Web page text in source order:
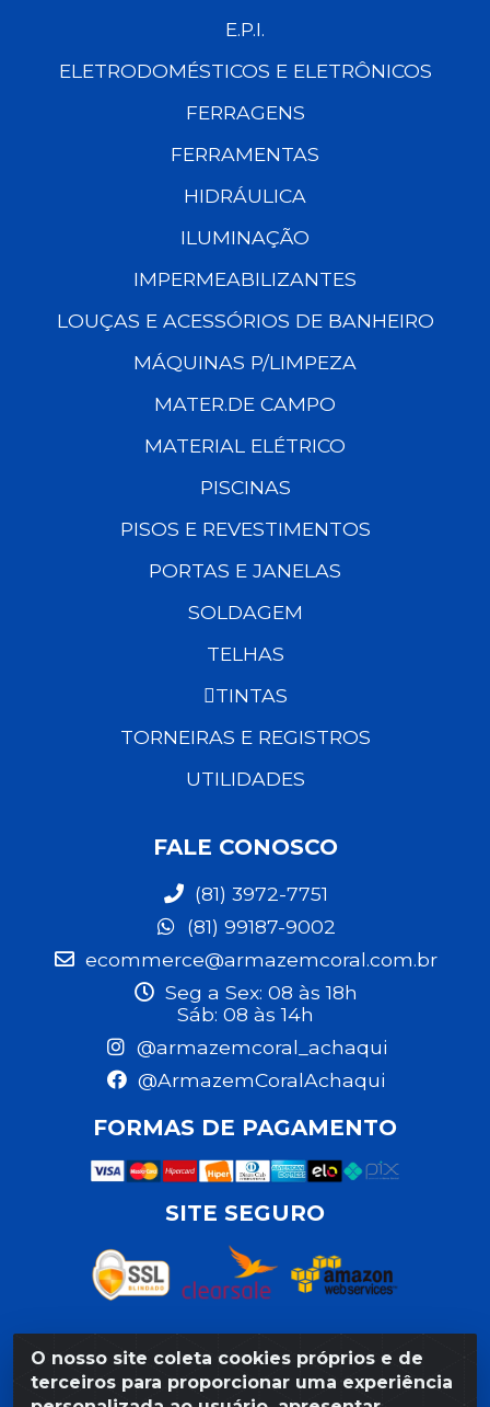
O nosso site coleta cookies próprios e de
terceiros para proporcionar uma experiência
E.P.I.
ELETRODOMÉSTICOS E ELETRÔNICOS
FERRAGENS
FERRAMENTAS
HIDRÁULICA
ILUMINAÇÃO
IMPERMEABILIZANTES
LOUÇAS E ACESSÓRIOS DE BANHEIRO
MÁQUINAS P/LIMPEZA
MATER.DE CAMPO
MATERIAL ELÉTRICO
PISCINAS
PISOS E REVESTIMENTOS
PORTAS E JANELAS
SOLDAGEM
TELHAS
TINTAS
TORNEIRAS E REGISTROS
UTILIDADES
FALE CONOSCO
(81) 3972-7751
(81) 99187-9002
ecommerce@armazemcoral.com.br
Seg a Sex: 08 às 18h
Sáb: 08 às 14h
@armazemcoral_achaqui
@ArmazemCoralAchaqui
FORMAS DE PAGAMENTO
SITE SEGURO
Razão Social: Armazém Coral LTDA - Rua da Praia,
103 - São José - Recife/PE - CEP 50020-550 -